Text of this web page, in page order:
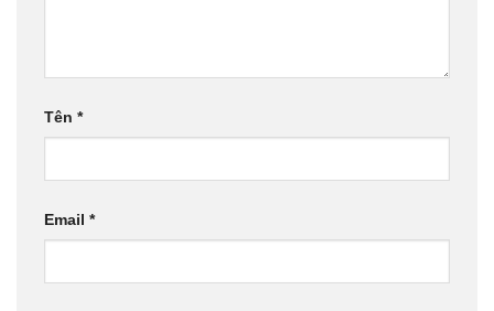
Tên *
Email *